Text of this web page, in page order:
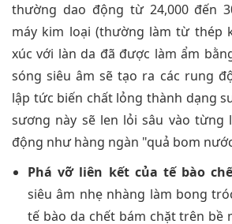
thường dao động từ 24,000 đến
máy kim loại (thường làm từ thép
xúc với làn da đã được làm ẩm
sóng siêu âm sẽ tạo ra các rung
lập tức biến chất lỏng thành dạng
sương này sẽ len lỏi sâu vào từng
động như hàng ngàn "quả bom
Phá vỡ liên kết của tế bào
siêu âm nhẹ nhàng làm bong
tế bào da chết bám chặt trên bề